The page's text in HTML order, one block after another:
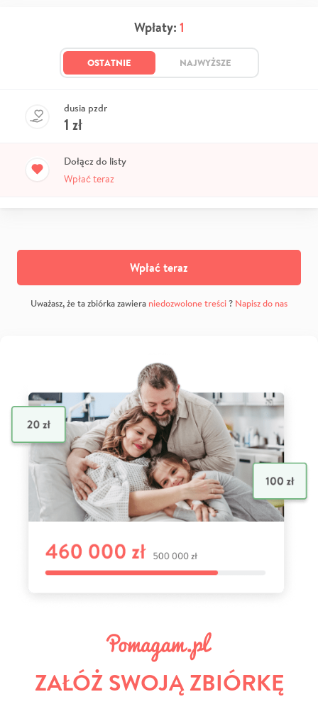
Wpłaty: 1
OSTATNIE NAJWYŻSZE
dusia pzdr
1 zł
Dołącz do listy
Wpłać teraz
Wpłać teraz
Uważasz, że ta zbiórka zawiera niedozwolone treści? Napisz do nas
ZAŁÓŻ SWOJĄ ZBIÓRKĘ